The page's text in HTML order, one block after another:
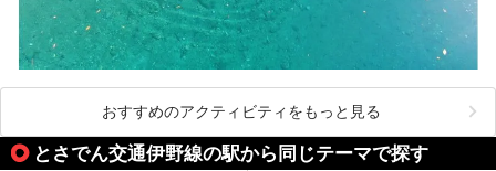
おすすめのアクティビティをもっと見る
とさでん交通伊野線の駅から同じテーマで探す